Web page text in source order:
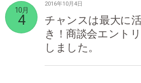
10月
4
2016年10月4日
チャンスは最大に
き！商談会エント
しました。